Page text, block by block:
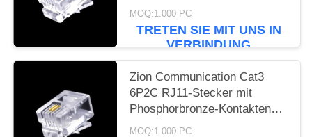
Modularstecker
MOQ:1.000 PC
TRETEN SIE MIT UNS IN
VERBINDUNG
Zion Communication Cat3
6P2C RJ11-Stecker mit
Phosphorbronze-Kontakten
und RoHS-Konformität
MOQ:1.000 PC